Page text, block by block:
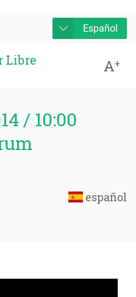
Español
Libre A+
/ 10:00
español